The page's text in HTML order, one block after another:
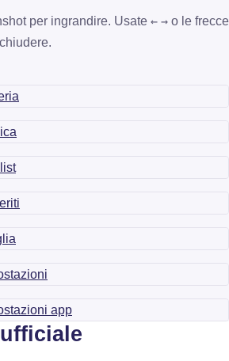
per ingrandire. Usate ← → o le frecce